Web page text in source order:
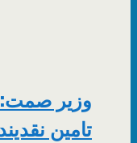
وزیر صمت:
تامین